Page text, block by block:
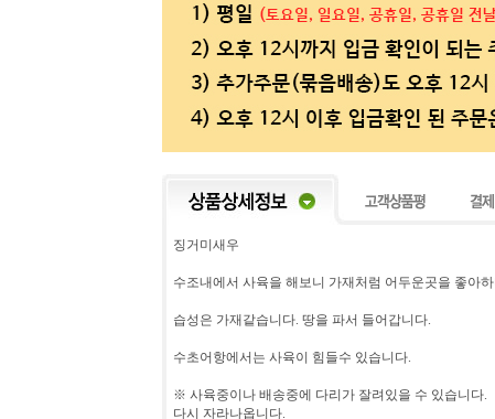
징거미새우
수조내에서 사육을 해보니 가재처럼 어두운곳을 좋아
습성은 가재같습니다. 땅을 파서 들어갑니다.
수초어항에서는 사육이 힘들수 있습니다.
※ 사육중이나 배송중에 다리가 잘려있을 수 있습니다.
다시 자라나옵니다.